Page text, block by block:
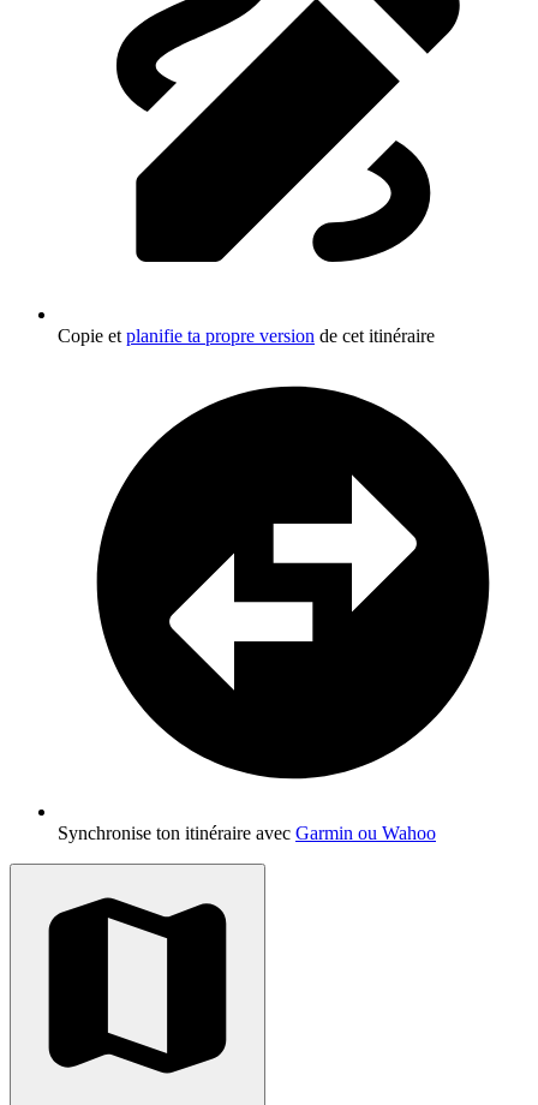
Copie et planifie ta propre version de cet itinéraire
Synchronise ton itinéraire avec Garmin ou Wahoo